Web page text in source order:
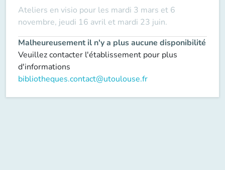
Ateliers en visio pour les mardi 3 mars et 6
novembre, jeudi 16 avril et mardi 23 juin.
Malheureusement il n'y a plus aucune disponibilité
Veuillez contacter l'établissement pour plus
d'informations
bibliotheques.contact@utoulouse.fr